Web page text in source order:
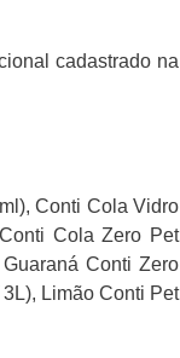
cadastrado na
Conti Cola Vidro
Cola Zero Pet
Conti Zero
Limão Conti Pet